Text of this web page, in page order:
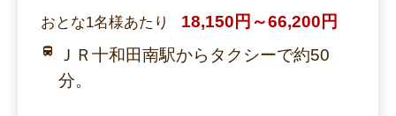
おとな1名様あたり
18,150円～66,200円
ＪＲ十和田南駅からタクシーで約50
分。